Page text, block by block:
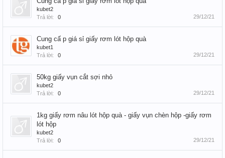
kubet2
Trả lời:
0 29/12/21
Cung cấ p giá sỉ giấy rơm lót hộp quà
kubet1
Trả lời:
0 29/12/21
50kg giấy vụn cắt sợi nhỏ
kubet2
Trả lời:
0 29/12/21
1kg giấy rơm nâu lót hộp quà - giấy vụn chèn hộp -giấy rơm
lót hộp
kubet2
Trả lời:
0 29/12/21